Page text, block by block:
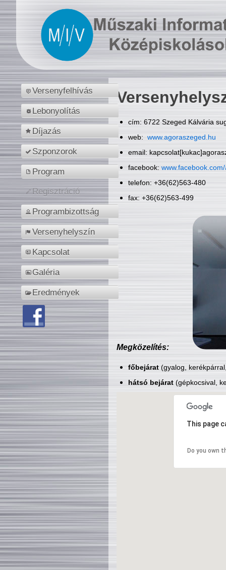
Versenyfelhívás
Lebonyolítás
Díjazás
Szponzorok
Program
Regisztráció
Programbizottság
Versenyhelyszín
Kapcsolat
Galéria
Eredmények
cím: 6722 Szeged Kálvária
web: www.agoraszeged.hu
email:
facebook:
telefon: +36(62)563-480
fax: +36(62)563-499
Megközelítés:
főbejárat(gyalog,
hátsó bejárat(gépkocsival,
This page
Do you own